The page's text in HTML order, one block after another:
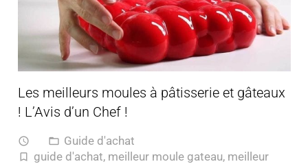
Les meilleurs moules à pâtisserie et gâteaux
! L’Avis d’un Chef !
access_time folder_open Guide d'achat
turned_in_not guide d'achat, meilleur moule gateau, meilleur